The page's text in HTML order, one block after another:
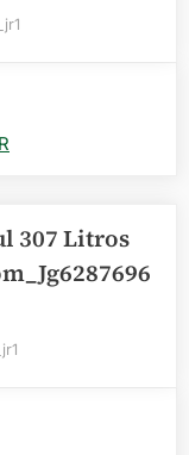
307 Litros